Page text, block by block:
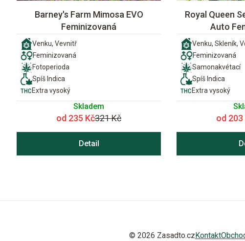
Barney's Farm Mimosa EVO
Feminizovaná
Venku, Vevnitř
Feminizovaná
Fotoperioda
Spíš Indica
Extra vysoký
Skladem
od 235 Kč321 Kč
Detail
Royal Queen
Auto
Venku, Skleník,
Feminizovaná
Samonakvétací
Spíš Indica
Extra vysoký
od 203
Kontakt
© 2026 Zasadto.cz